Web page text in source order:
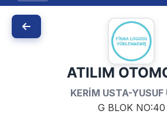
ATILIM
KERİM USTA-YUSUF
G BLOK NO:40